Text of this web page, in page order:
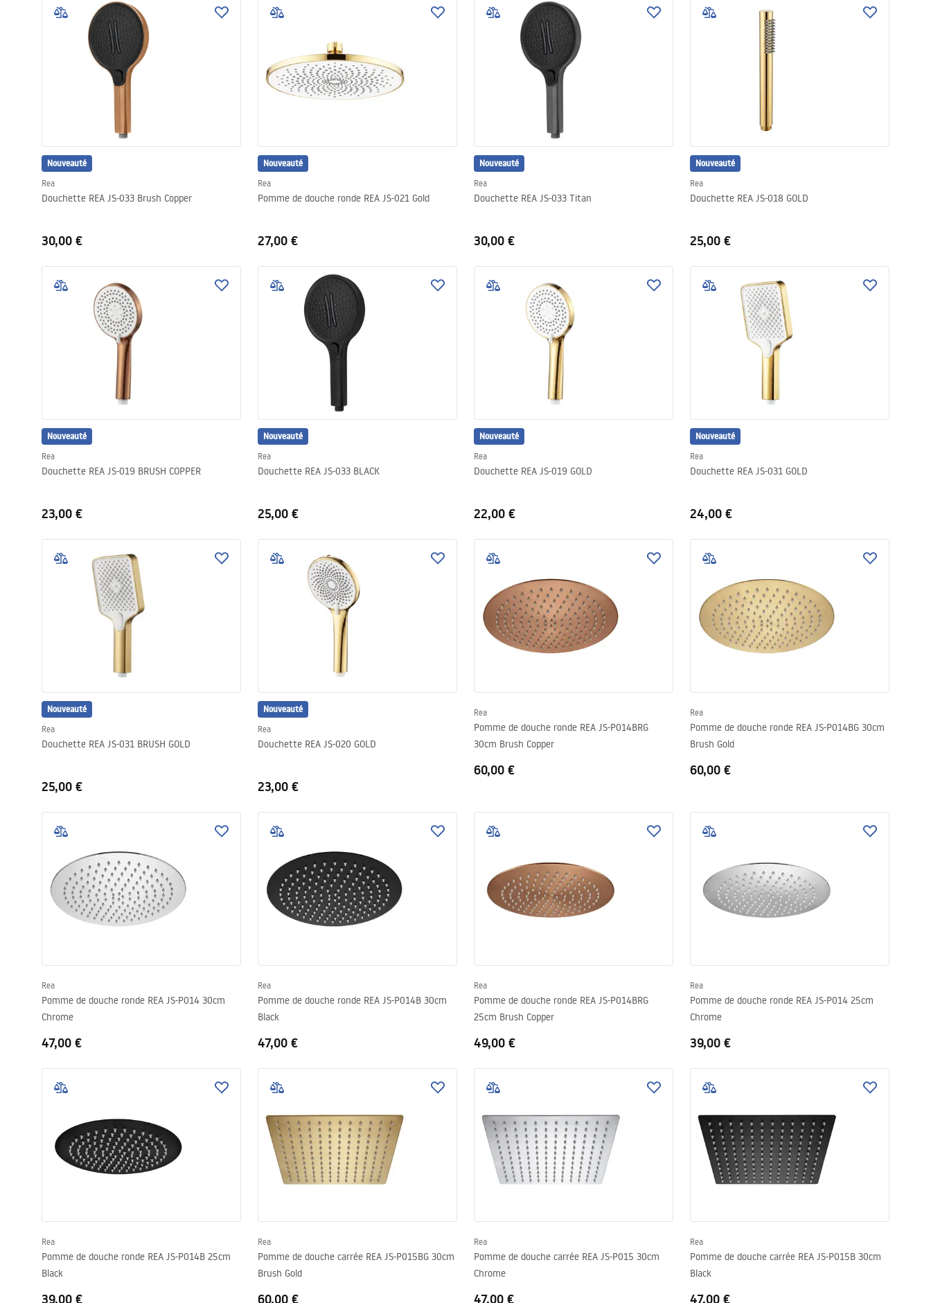
Nouveauté
Rea
Douchette REA JS-033 Brush Copper
30,00 €
Nouveauté
Rea
Pomme de douche ronde REA JS-021 Gold
27,00 €
Nouveauté
Rea
Douchette REA JS-033 Titan
30,00 €
Nouveauté
Rea
Douchette REA JS-018 GOLD
25,00 €
Nouveauté
Rea
Douchette REA JS-019 BRUSH COPPER
23,00 €
Nouveauté
Rea
Douchette REA JS-033 BLACK
25,00 €
Nouveauté
Rea
Douchette REA JS-019 GOLD
22,00 €
Nouveauté
Rea
Douchette REA JS-031 GOLD
24,00 €
Nouveauté
Rea
Douchette REA JS-031 BRUSH GOLD
25,00 €
Nouveauté
Rea
Douchette REA JS-020 GOLD
23,00 €
Rea
Pomme de douche ronde REA JS-P014BRG
30cm Brush Copper
60,00 €
Rea
Pomme de douche ronde REA JS-P014BG 30cm
Brush Gold
60,00 €
Rea
Pomme de douche ronde REA JS-P014 30cm
Chrome
47,00 €
Rea
Pomme de douche ronde REA JS-P014B 30cm
Black
47,00 €
Rea
Pomme de douche ronde REA JS-P014BRG
25cm Brush Copper
49,00 €
Rea
Pomme de douche ronde REA JS-P014 25cm
Chrome
39,00 €
Rea
Pomme de douche ronde REA JS-P014B 25cm
Black
39,00 €
Rea
Pomme de douche carrée REA JS-P015BG 30cm
Brush Gold
60,00 €
Rea
Pomme de douche carrée REA JS-P015 30cm
Chrome
47,00 €
Rea
Pomme de douche carrée REA JS-P015B 30cm
Black
47,00 €